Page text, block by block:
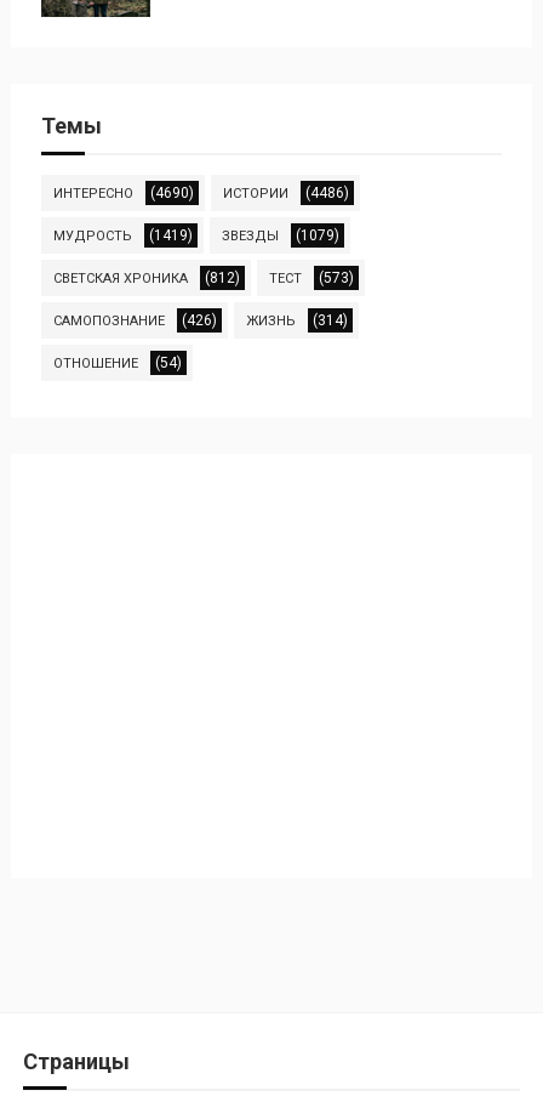
Темы
ИНТЕРЕСНО (4690) ИСТОРИИ (4486)
МУДРОСТЬ (1419) ЗВЕЗДЫ (1079)
СВЕТСКАЯ ХРОНИКА (812) ТЕСТ (573)
САМОПОЗНАНИЕ (426) ЖИЗНЬ (314)
ОТНОШЕНИЕ (54)
Страницы